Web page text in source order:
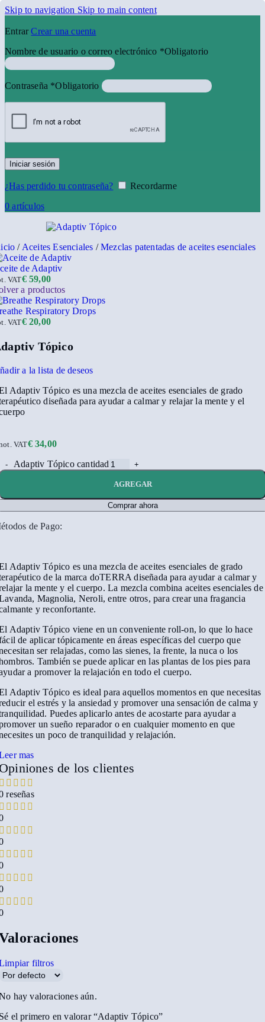
Skip to navigation Skip to main content
EntrarCrear una cuenta
Nombre de usuario o correo electrónico *Obligatorio
Contraseña *Obligatorio
Iniciar sesión
¿Has perdido tu contraseña?
Recordarme
0artículos
/ Aceites Esenciales / Mezclas patentadas de aceites esenciales
de Adaptiv
€59,00
VAT
a productos
Respiratory Drops
€20,00
VAT
Tópico
a la lista de deseos
Adaptiv Tópico es una mezcla de aceites esenciales de grado
diseñada para ayudar a calmar y relajar la mente y el
€34,00
VAT
Adaptiv Tópico cantidad
AGREGAR
Comprar ahora
de Pago:
Adaptiv Tópico es una mezcla de aceites esenciales de grado
de la marca doTERRA diseñada para ayudar a calmar y
la mente y el cuerpo. La mezcla combina aceites esenciales de
Magnolia, Neroli, entre otros, para crear una fragancia
y reconfortante.
Adaptiv Tópico viene en un conveniente roll-on, lo que lo hace
de aplicar tópicamente en áreas específicas del cuerpo que
ser relajadas, como las sienes, la frente, la nuca o los
También se puede aplicar en las plantas de los pies para
a promover la relajación en todo el cuerpo.
Adaptiv Tópico es ideal para aquellos momentos en que necesitas
el estrés y la ansiedad y promover una sensación de calma y
Puedes aplicarlo antes de acostarte para ayudar a
un sueño reparador o en cualquier momento en que
un poco de tranquilidad y relajación.
mas
de los clientes
reseñas
filtros
hay valoraciones aún.
el primero en valorar “Adaptiv Tópico”